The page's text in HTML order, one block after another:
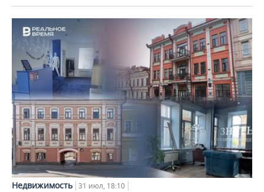
Недвижимость 31 июл, 18:10